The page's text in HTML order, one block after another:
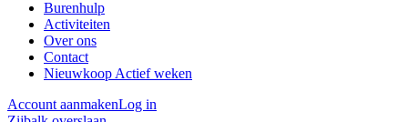
Burenhulp
Activiteiten
Over ons
Contact
Nieuwkoop Actief weken
Account aanmakenLog in